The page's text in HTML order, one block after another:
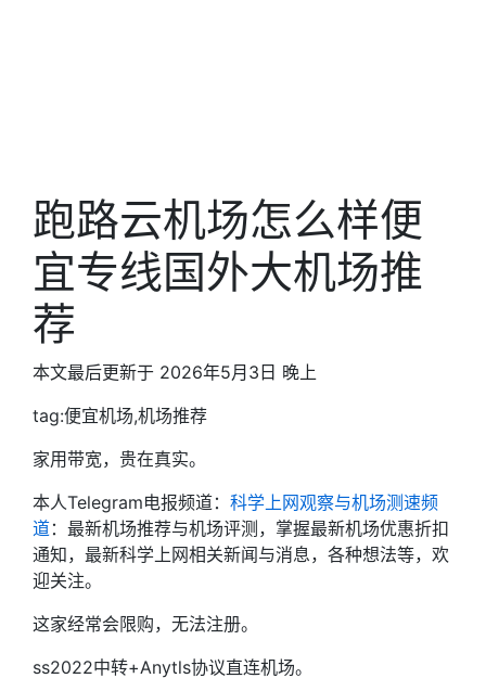
跑路云机场怎么样便
宜专线国外大机场推
荐
本文最后更新于 2026年5月3日 晚上
tag:便宜机场,机场推荐
家用带宽，贵在真实。
本人Telegram电报频道： 科学上网观察与机场测速频
道：最新机场推荐与机场评测，掌握最新机场优惠折扣
通知，最新科学上网相关新闻与消息，各种想法等，欢
迎关注。
这家经常会限购，无法注册。
ss2022中转+Anytls协议直连机场。